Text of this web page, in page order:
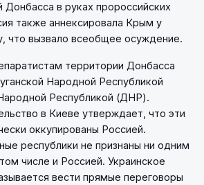
в руках пророссийских
также аннексировала Крым у
что вызвало всеобщее осуждение.
территории Донбасса
Народной Республикой
Республикой (ДНР).
в Киеве утверждает, что эти
оккупированы Россией.
республики не признаны ни одним
числе и Россией. Украинское
вести прямые переговоры